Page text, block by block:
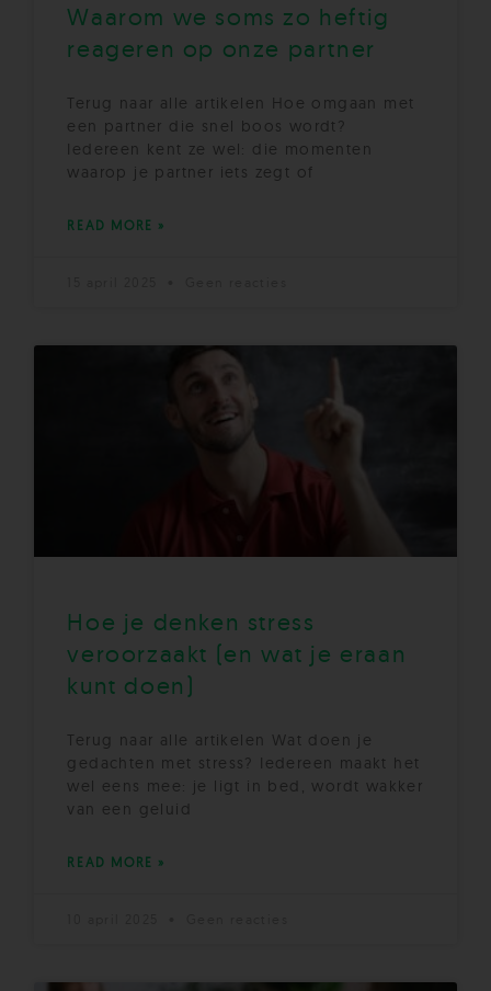
Waarom we soms zo heftig
reageren op onze partner
Terug naar alle artikelen Hoe omgaan met
een partner die snel boos wordt?
Iedereen kent ze wel: die momenten
waarop je partner iets zegt of
READ MORE »
Hoe je denken stress
veroorzaakt (en wat je eraan
kunt doen)
Terug naar alle artikelen Wat doen je
gedachten met stress? Iedereen maakt het
wel eens mee: je ligt in bed, wordt wakker
van een geluid
READ MORE »